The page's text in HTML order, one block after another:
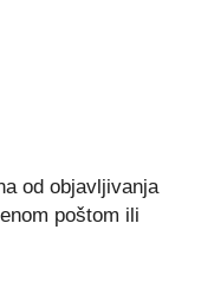
od objavljivanja
poštom ili